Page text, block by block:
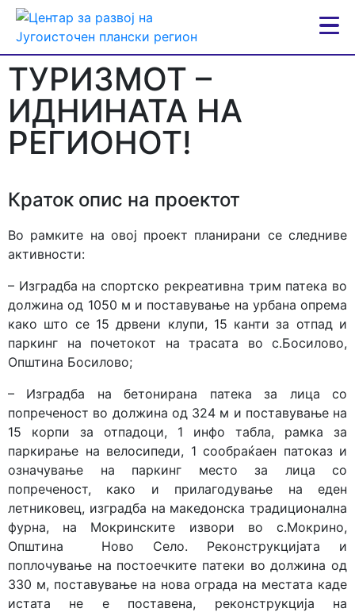
ТУРИЗМОТ –
ИДНИНАТА НА
РЕГИОНОТ!
Краток опис на проектот
Во рамките на овој проект планирани се следниве
активности:
– Изградба на спортско рекреативна трим патека во
должина од 1050 м и поставување на урбана опрема
како што се 15 дрвени клупи, 15 канти за отпад и
паркинг на почетокот на трасата во с.Босилово,
Општина Босилово;
– Изградба на бетонирана патека за лица со
попреченост во должина од 324 м и поставување на
15 корпи за отпадоци, 1 инфо табла, рамка за
паркирање на велосипеди, 1 сообраќаен патоказ и
означување на паркинг место за лица со
попреченост, како и прилагодување на еден
летниковец, изградба на македонска традиционална
фурна, на Мокринските извори во с.Мокрино,
Општина Ново Село. Реконструкцијата и
поплочување на постоечките патеки во должина од
330 м, поставување на нова ограда на местата каде
истата не е поставена, реконструкција на